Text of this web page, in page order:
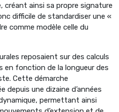
créant ainsi sa propre signature
difficile de standardiser une «
comme modèle celle du
reposaient sur des calculs
en fonction de la longueur des
Cette démarche
depuis une dizaine d’années
permettant ainsi